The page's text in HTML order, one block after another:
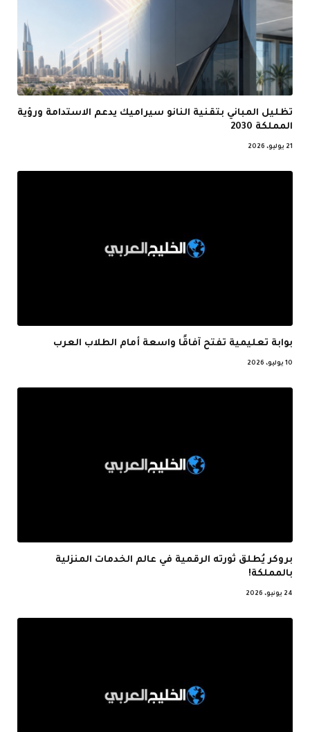
تظليل المباني بتقنية النانو سيراميك يدعم الاستدامة ورؤية
المملكة 2030
21 يوليو، 2026
بوابة تعليمية تفتح آفاقًا واسعة أمام الطلاب العرب
10 يوليو، 2026
بروكر يُطلق ثورته الرقمية في عالم الخدمات المنزلية
بالمملكة!
24 يونيو، 2026